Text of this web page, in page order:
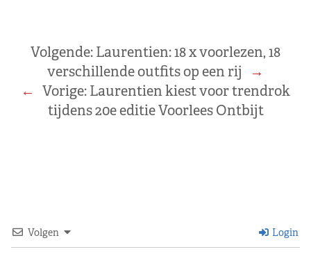
Volgende: Laurentien: 18 x voorlezen, 18
verschillende outfits op een rij
→
← Vorige: Laurentien kiest voor trendrok
tijdens 20e editie Voorlees Ontbijt
Volgen Login